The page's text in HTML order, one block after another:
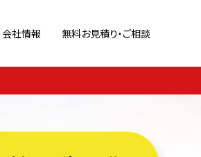
会社情報 無料お見積り・ご相談